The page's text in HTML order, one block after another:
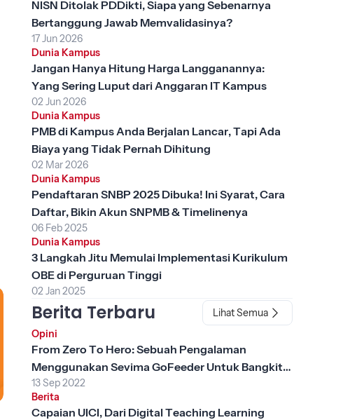
NISN Ditolak PDDikti, Siapa yang Sebenarnya
Bertanggung Jawab Memvalidasinya?
17 Jun 2026
Dunia Kampus
Jangan Hanya Hitung Harga Langganannya:
Yang Sering Luput dari Anggaran IT Kampus
02 Jun 2026
Dunia Kampus
PMB di Kampus Anda Berjalan Lancar, Tapi Ada
Biaya yang Tidak Pernah Dihitung
02 Mar 2026
Dunia Kampus
Pendaftaran SNBP 2025 Dibuka! Ini Syarat, Cara
Daftar, Bikin Akun SNPMB & Timelinenya
06 Feb 2025
Dunia Kampus
3 Langkah Jitu Memulai Implementasi Kurikulum
OBE di Perguruan Tinggi
02 Jan 2025
Berita Terbaru
Lihat Semua
Opini
From Zero To Hero: Sebuah Pengalaman
Menggunakan Sevima GoFeeder Untuk Bangkit
Dari Status “Pembinaan”
13 Sep 2022
Berita
Capaian UICI, Dari Digital Teaching Learning